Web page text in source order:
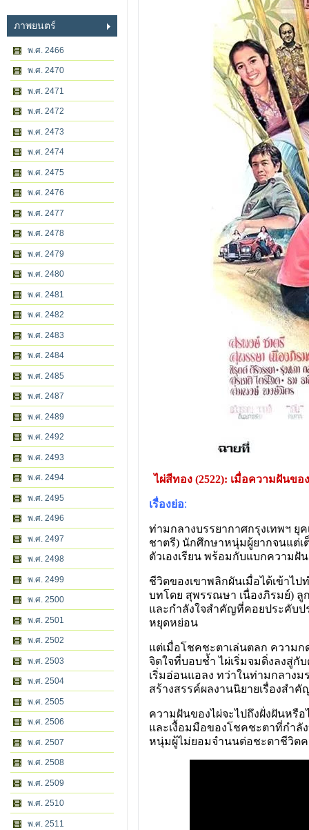
ภาพยนตร์
พ.ศ. 2466
พ.ศ. 2470
พ.ศ. 2471
พ.ศ. 2472
พ.ศ. 2473
พ.ศ. 2474
พ.ศ. 2475
พ.ศ. 2476
พ.ศ. 2477
พ.ศ. 2478
พ.ศ. 2479
พ.ศ. 2480
พ.ศ. 2481
พ.ศ. 2482
พ.ศ. 2483
พ.ศ. 2484
พ.ศ. 2485
พ.ศ. 2487
พ.ศ. 2489
พ.ศ. 2492
พ.ศ. 2493
พ.ศ. 2494
พ.ศ. 2495
พ.ศ. 2496
พ.ศ. 2497
พ.ศ. 2498
พ.ศ. 2499
พ.ศ. 2500
พ.ศ. 2501
พ.ศ. 2502
พ.ศ. 2503
พ.ศ. 2504
พ.ศ. 2505
พ.ศ. 2506
พ.ศ. 2507
พ.ศ. 2508
พ.ศ. 2509
พ.ศ. 2510
พ.ศ. 2511
ไผ่สีทอง (2522): เมื่อความฝัน
เรื่องย่อ:
ท่ามกลางบรรยากาศกรุงเทพฯ ยุ
ชาตรี) นักศึกษาหนุ่มผู้ยากจนแต่เ
ตัวเองเรียน พร้อมกับแบกความ
ชีวิตของเขาพลิกผันเมื่อได้เข้าไ
บทโดย สุพรรณษา เนื่องภิรมย์) ลู
และกำลังใจสำคัญที่คอยประคับป
หยุดหย่อน
แต่เมื่อโชคชะตาเล่นตลก ความ
จิตใจที่บอบช้ำ ไผ่เริ่มจมดิ่งลงสู่
เริ่มอ่อนแอลง ทว่าในท่ามกลางม
สร้างสรรค์ผลงานนิยายเรื่องสำ
ความฝันของไผ่จะไปถึงฝั่งฝันหรื
และเงื้อมมือของโชคชะตาที่กำลั
หนุ่มผู้ไม่ยอมจำนนต่อชะตาชีวิต